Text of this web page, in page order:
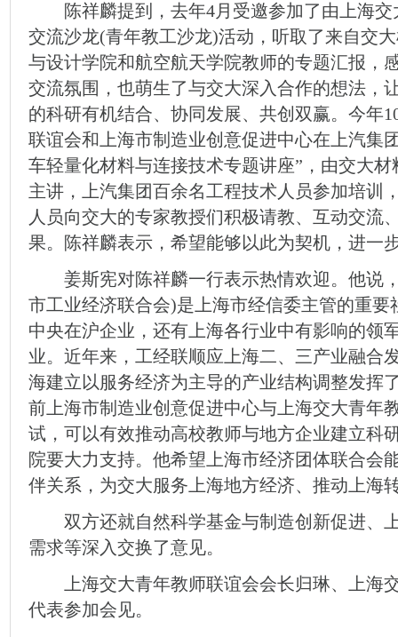
陈祥麟提到，去年4月受邀参加了由上海交
交流沙龙(青年教工沙龙)活动，听取了来自交
与设计学院和航空航天学院教师的专题汇报，
交流氛围，也萌生了与交大深入合作的想法，
的科研有机结合、协同发展、共创双赢。今年
联谊会和上海市制造业创意促进中心在上汽集
车轻量化材料与连接技术专题讲座”，由交大
主讲，上汽集团百余名工程技术人员参加培训
人员向交大的专家教授们积极请教、互动交流
果。陈祥麟表示，希望能够以此为契机，进一
姜斯宪对陈祥麟一行表示热情欢迎。他说
市工业经济联合会)是上海市经信委主管的重
中央在沪企业，还有上海各行业中有影响的领
业。近年来，工经联顺应上海二、三产业融合
海建立以服务经济为主导的产业结构调整发挥
前上海市制造业创意促进中心与上海交大青年
试，可以有效推动高校教师与地方企业建立科
院要大力支持。他希望上海市经济团体联合会
伴关系，为交大服务上海地方经济、推动上海
双方还就自然科学基金与制造创新促进、上
需求等深入交换了意见。
上海交大青年教师联谊会会长归琳、上海
代表参加会见。